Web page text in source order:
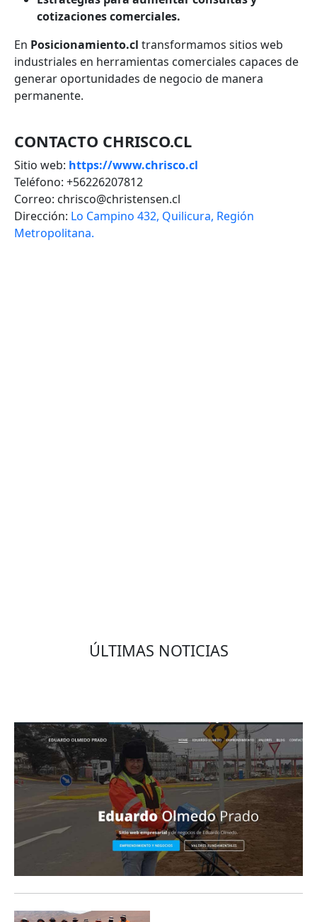
cotizaciones comerciales.
En Posicionamiento.cl transformamos sitios web
industriales en herramientas comerciales capaces de
generar oportunidades de negocio de manera
permanente.
CONTACTO CHRISCO.CL
Sitio web: https://www.chrisco.cl
Teléfono: +56226207812
Correo: chrisco@christensen.cl
Dirección: Lo Campino 432, Quilicura, Región
Metropolitana.
ÚLTIMAS NOTICIAS